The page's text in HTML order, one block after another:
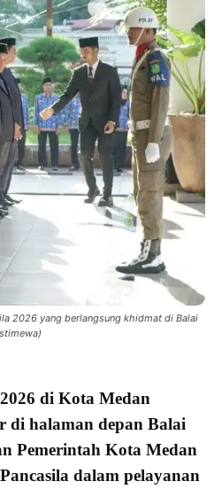
2026 yang berlangsung khidmat di Balai
di Kota Medan
di halaman depan Balai
Pemerintah Kota Medan
dalam pelayanan